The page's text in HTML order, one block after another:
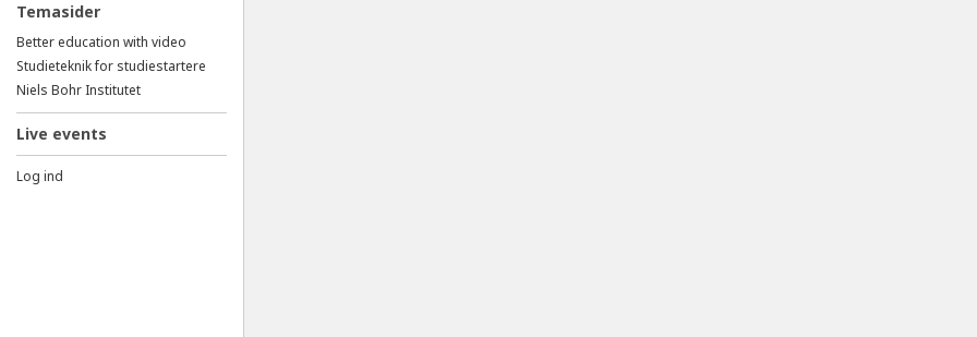
Temasider
Better education with video
Studieteknik for studiestartere
Niels Bohr Institutet
Live events
Log ind